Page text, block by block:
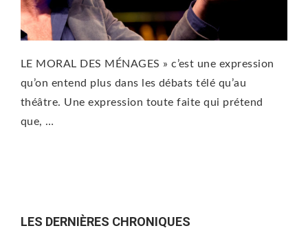
LE MORAL DES MÉNAGES » c’est une expression
qu’on entend plus dans les débats télé qu’au
théâtre. Une expression toute faite qui prétend
que, …
LES DERNIÈRES CHRONIQUES